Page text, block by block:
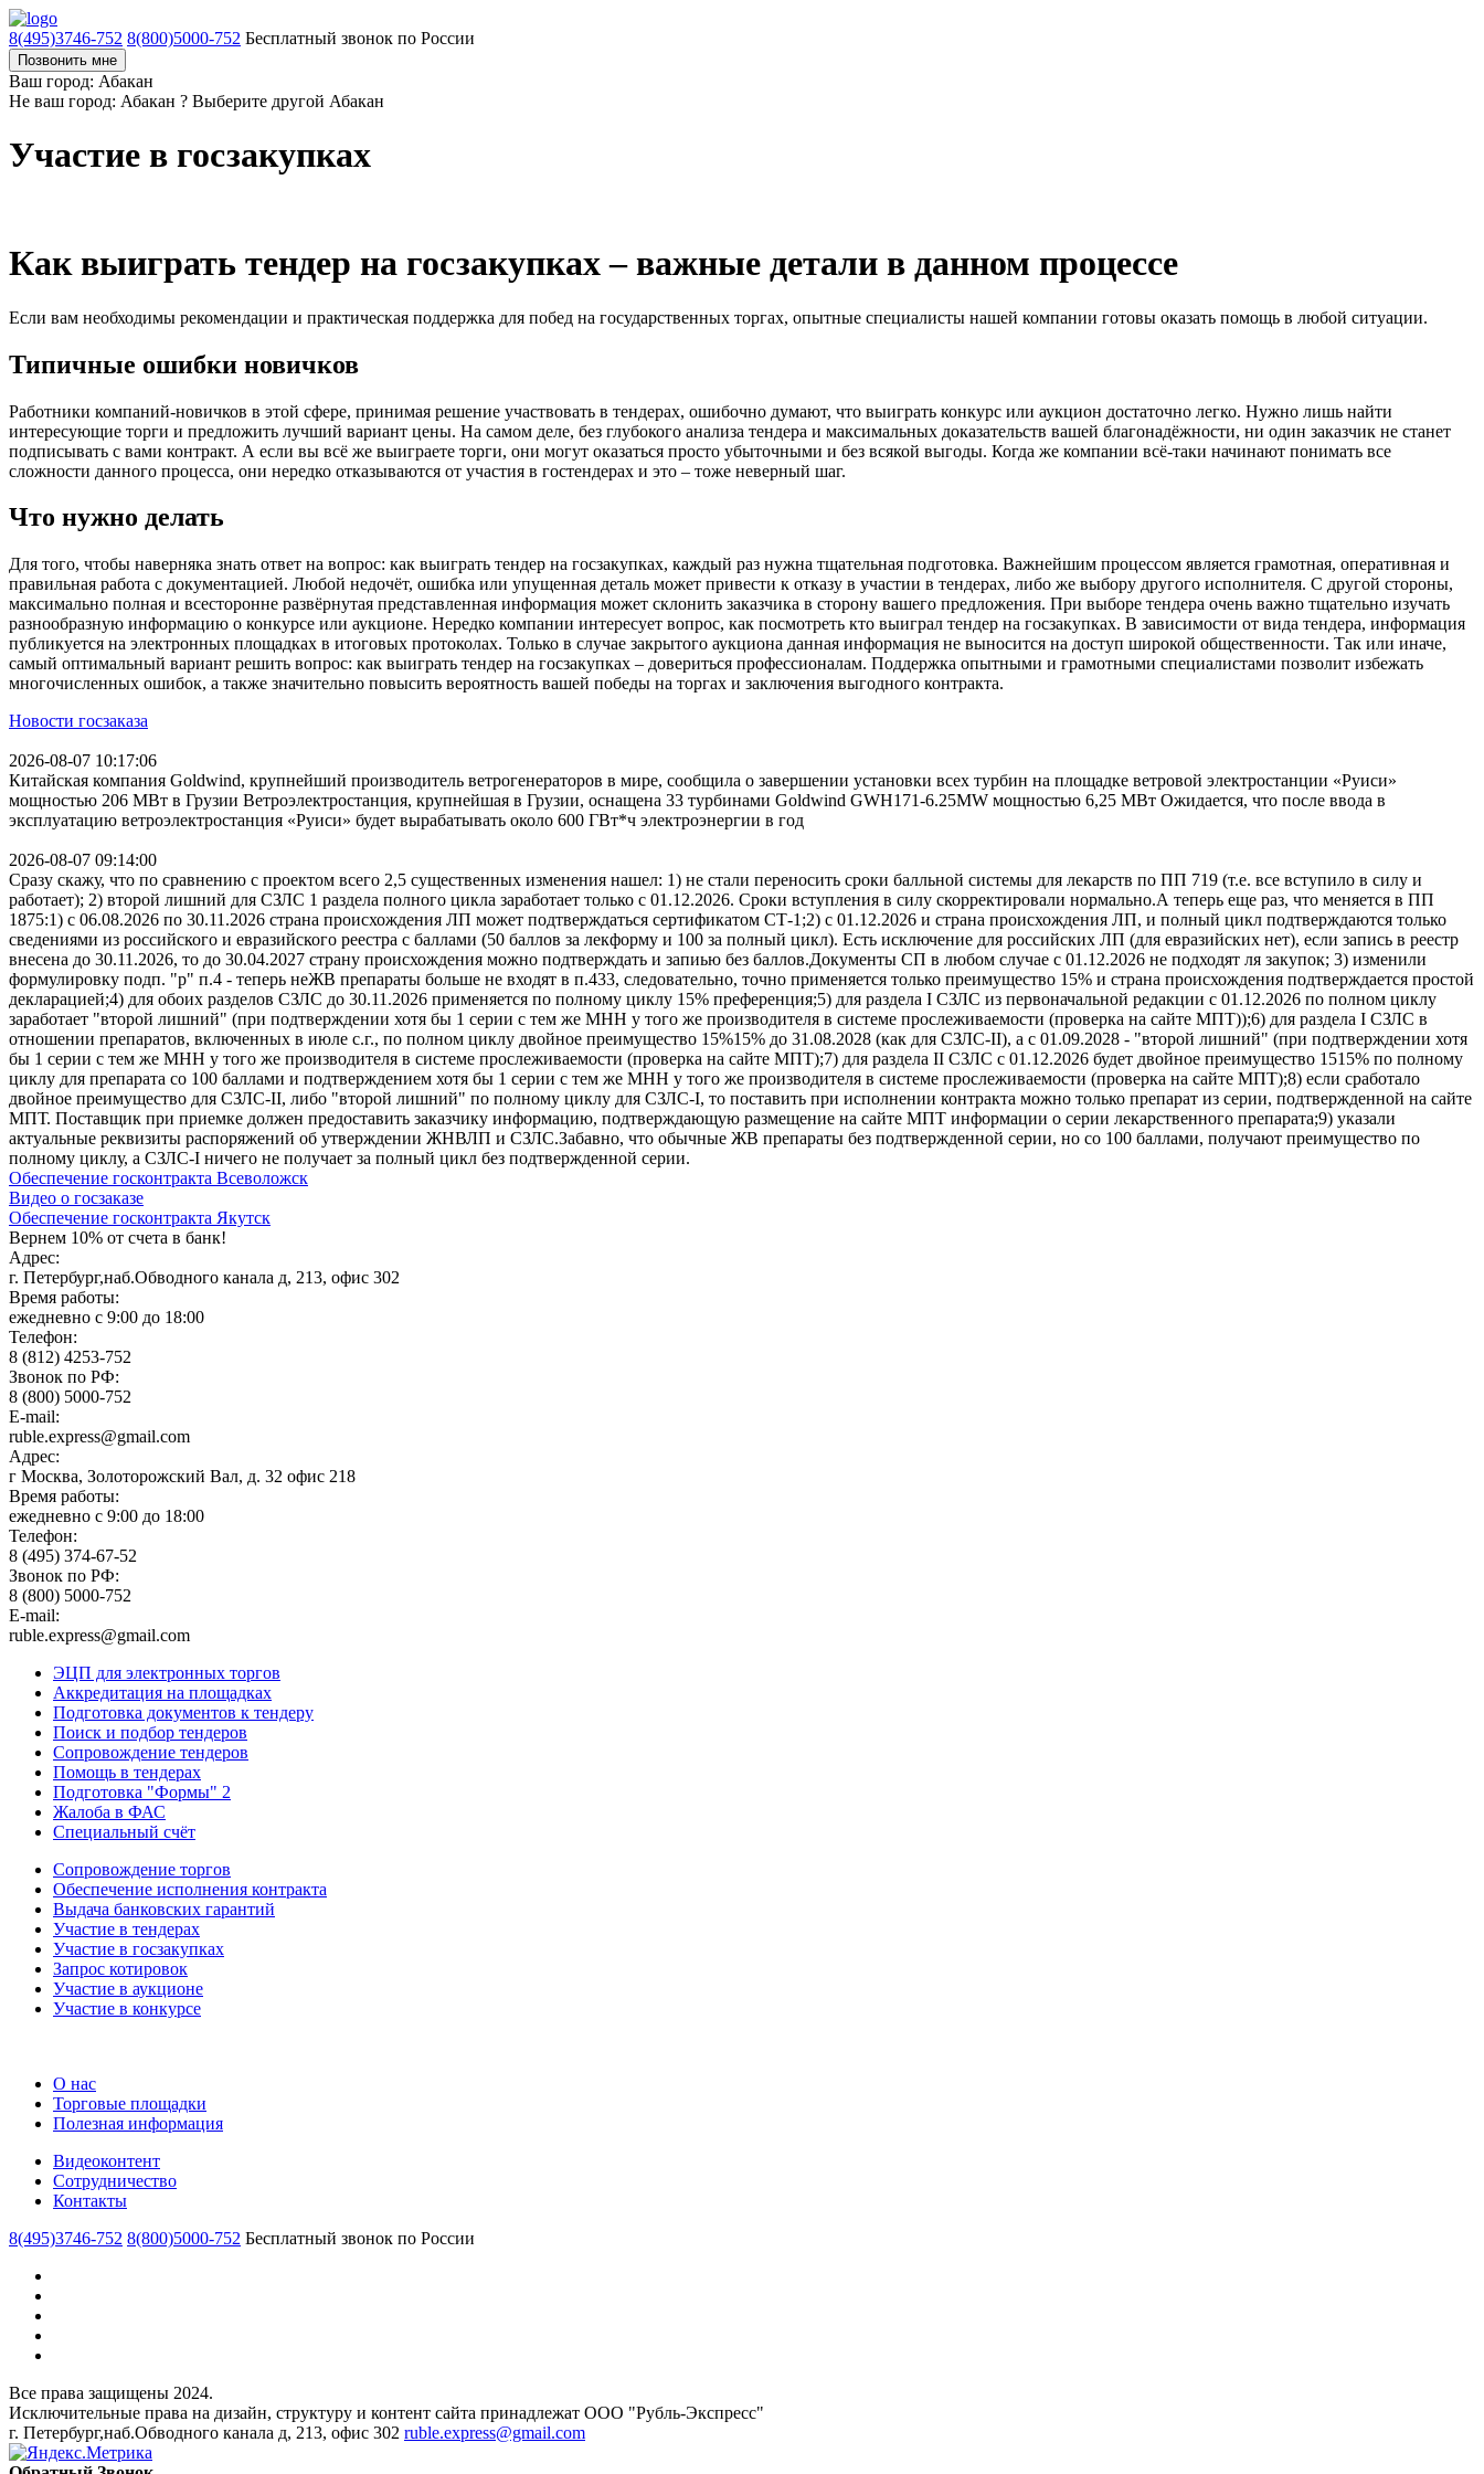
8(495)3746-752 8(800)5000-752 Бесплатный звонок по России
Позвонить мне
Ваш город: Абакан
Не ваш город: Абакан ? Выберите другой Абакан
Участие в госзакупках
Как выиграть тендер на госзакупках – важные детали в данном процессе
Если вам необходимы рекомендации и практическая поддержка для побед на государственных торгах, опытные специалисты нашей компании готовы оказать помощь в любой ситуации.
Типичные ошибки новичков
Работники компаний-новичков в этой сфере, принимая решение участвовать в тендерах, ошибочно думают, что выиграть конкурс или аукцион достаточно легко. Нужно лишь найти
интересующие торги и предложить лучший вариант цены. На самом деле, без глубокого анализа тендера и максимальных доказательств вашей благонадёжности, ни один заказчик не станет
подписывать с вами контракт. А если вы всё же выиграете торги, они могут оказаться просто убыточными и без всякой выгоды. Когда же компании всё-таки начинают понимать все
сложности данного процесса, они нередко отказываются от участия в гостендерах и это – тоже неверный шаг.
Что нужно делать
Для того, чтобы наверняка знать ответ на вопрос: как выиграть тендер на госзакупках, каждый раз нужна тщательная подготовка. Важнейшим процессом является грамотная, оперативная и
правильная работа с документацией. Любой недочёт, ошибка или упущенная деталь может привести к отказу в участии в тендерах, либо же выбору другого исполнителя. С другой стороны,
максимально полная и всесторонне развёрнутая представленная информация может склонить заказчика в сторону вашего предложения. При выборе тендера очень важно тщательно изучать
разнообразную информацию о конкурсе или аукционе. Нередко компании интересует вопрос, как посмотреть кто выиграл тендер на госзакупках. В зависимости от вида тендера, информация
публикуется на электронных площадках в итоговых протоколах. Только в случае закрытого аукциона данная информация не выносится на доступ широкой общественности. Так или иначе,
самый оптимальный вариант решить вопрос: как выиграть тендер на госзакупках – довериться профессионалам. Поддержка опытными и грамотными специалистами позволит избежать
многочисленных ошибок, а также значительно повысить вероятность вашей победы на торгах и заключения выгодного контракта.
Новости госзаказа
2026-08-07 10:17:06
Китайская компания Goldwind, крупнейший производитель ветрогенераторов в мире, сообщила о завершении установки всех турбин на площадке ветровой электростанции «Руиси»
мощностью 206 МВт в Грузии Ветроэлектростанция, крупнейшая в Грузии, оснащена 33 турбинами Goldwind GWH171-6.25MW мощностью 6,25 МВт Ожидается, что после ввода в
эксплуатацию ветроэлектростанция «Руиси» будет вырабатывать около 600 ГВт*ч электроэнергии в год
2026-08-07 09:14:00
Сразу скажу, что по сравнению с проектом всего 2,5 существенных изменения нашел: 1) не стали переносить сроки балльной системы для лекарств по ПП 719 (т.е. все вступило в силу и
работает); 2) второй лишний для СЗЛС 1 раздела полного цикла заработает только с 01.12.2026. Cроки вступления в силу скорректировали нормально.А теперь еще раз, что меняется в ПП
1875:1) с 06.08.2026 по 30.11.2026 страна происхождения ЛП может подтверждаться сертификатом СТ-1;2) с 01.12.2026 и страна происхождения ЛП, и полный цикл подтверждаются только
сведениями из российского и евразийского реестра с баллами (50 баллов за лекформу и 100 за полный цикл). Есть исключение для российских ЛП (для евразийских нет), если запись в реестр
внесена до 30.11.2026, то до 30.04.2027 страну происхождения можно подтверждать и запиью без баллов.Документы СП в любом случае с 01.12.2026 не подходят ля закупок; 3) изменили
формулировку подп. "р" п.4 - теперь неЖВ препараты больше не входят в п.433, следовательно, точно применяется только преимущество 15% и страна происхождения подтверждается простой
декларацией;4) для обоих разделов СЗЛС до 30.11.2026 применяется по полному циклу 15% преференция;5) для раздела I СЗЛС из первоначальной редакции с 01.12.2026 по полном циклу
заработает "второй лишний" (при подтверждении хотя бы 1 серии с тем же МНН у того же производителя в системе прослеживаемости (проверка на сайте МПТ));6) для раздела I СЗЛС в
отношении препаратов, включенных в июле с.г., по полном циклу двойное преимущество 15%15% до 31.08.2028 (как для СЗЛС-II), а с 01.09.2028 - "второй лишний" (при подтверждении хотя
бы 1 серии с тем же МНН у того же производителя в системе прослеживаемости (проверка на сайте МПТ);7) для раздела II СЗЛС c 01.12.2026 будет двойное преимущество 1515% по полному
циклу для препарата со 100 баллами и подтверждением хотя бы 1 серии с тем же МНН у того же производителя в системе прослеживаемости (проверка на сайте МПТ);8) если сработало
двойное преимущество для СЗЛС-II, либо "второй лишний" по полному циклу для СЗЛС-I, то поставить при исполнении контракта можно только препарат из серии, подтвержденной на сайте
МПТ. Поставщик при приемке должен предоставить заказчику информацию, подтверждающую размещение на сайте МПТ информации о серии лекарственного препарата;9) указали
актуальные реквизиты распоряжений об утверждении ЖНВЛП и СЗЛС.Забавно, что обычные ЖВ препараты без подтвержденной серии, но со 100 баллами, получают преимущество по
полному циклу, а СЗЛС-I ничего не получает за полный цикл без подтвержденной серии.
Обеспечение госконтракта Всеволожск
Видео о госзаказе
Обеспечение госконтракта Якутск
Вернем 10% от счета в банк!
Адрес:
г. Петербург,наб.Обводного канала д, 213, офис 302
Время работы:
ежедневно с 9:00 до 18:00
Телефон:
8 (812) 4253-752
Звонок по РФ:
8 (800) 5000-752
E-mail:
ruble.express@gmail.com
Адрес:
г Москва, Золоторожский Вал, д. 32 офис 218
Время работы:
ежедневно с 9:00 до 18:00
Телефон:
8 (495) 374-67-52
Звонок по РФ:
8 (800) 5000-752
E-mail:
ruble.express@gmail.com
ЭЦП для электронных торгов
Аккредитация на площадках
Подготовка документов к тендеру
Поиск и подбор тендеров
Сопровождение тендеров
Помощь в тендерах
Подготовка "Формы" 2
Жалоба в ФАС
Специальный счёт
Сопровождение торгов
Обеспечение исполнения контракта
Выдача банковских гарантий
Участие в тендерах
Участие в госзакупках
Запрос котировок
Участие в аукционе
Участие в конкурсе
О нас
Торговые площадки
Полезная информация
Видеоконтент
Сотрудничество
Контакты
8(495)3746-752 8(800)5000-752 Бесплатный звонок по России
Все права защищены 2024.
Исключительные права на дизайн, структуру и контент сайта принадлежат ООО "Рубль-Экспресс"
г. Петербург,наб.Обводного канала д, 213, офис 302 ruble.express@gmail.com